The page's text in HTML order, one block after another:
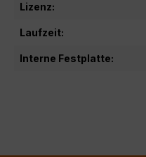
Lizenz:
Laufzeit:
Interne Festplatte: